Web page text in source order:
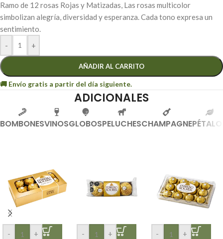
Ramo de 12 rosas Rojas y Matizadas, Las rosas multicolor
simbolizan alegría, diversidad y esperanza. Cada tono expresa un
sentimiento.
-
+
AÑADIR AL CARRITO
ADICIONALES
BOMBONESVINOSGLOBOSPELUCHESCHAMPAGNE
- + - + - +